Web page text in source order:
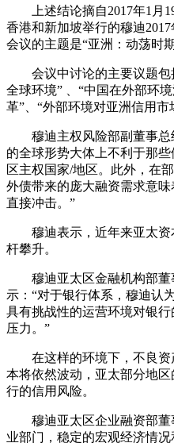
上述结论摘自2017年1月19
香港和新加坡举行的穆迪
会议的主题是“亚洲：动荡时
会议中讨论的主要议题包
全球环境” 、“中国在外部环
革”、“外部环境对亚洲信用市
穆迪主权风险部副董事总
的全球形势大体上不利于那
区主权国家/地区。此外，在
外债带来的庞大融资需求意
直接冲击。”
穆迪表示，近年来亚太资
杆攀升。
穆迪亚太区金融机构部董
示：“对于银行体系，穆迪认
具有挑战性的运营环境对银
压力。”
在这样的环境下，不良资
本将依然波动，亚太部分地
行的信用风险。
穆迪亚太区企业融资部董
业部门，稳定的宏观经济情